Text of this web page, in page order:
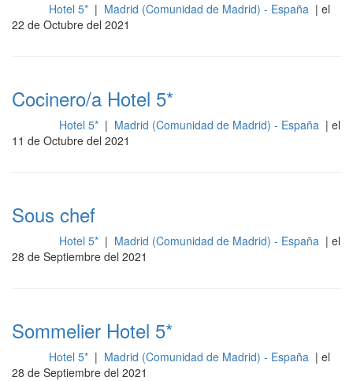
Hotel 5* | Madrid (Comunidad de Madrid) - España | el
22 de Octubre del 2021
Cocinero/a Hotel 5*
Hotel 5* | Madrid (Comunidad de Madrid) - España | el
11 de Octubre del 2021
Sous chef
Hotel 5* | Madrid (Comunidad de Madrid) - España | el
28 de Septiembre del 2021
Sommelier Hotel 5*
Hotel 5* | Madrid (Comunidad de Madrid) - España | el
28 de Septiembre del 2021